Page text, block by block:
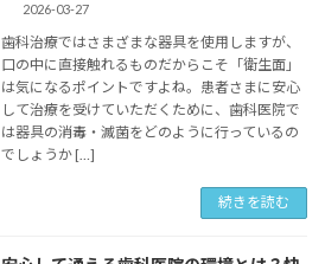
2026-03-27
歯科治療ではさまざまな器具を使用しますが、
口の中に直接触れるものだからこそ「衛生面」
は気になるポイントですよね。患者さまに安心
して治療を受けていただくために、歯科医院で
は器具の消毒・滅菌をどのように行っているの
でしょうか […]
続きを読む